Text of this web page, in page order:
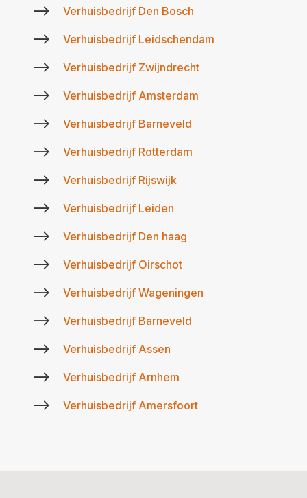
$ Verhuisbedrijf Den Bosch
$ Verhuisbedrijf Leidschendam
$ Verhuisbedrijf Zwijndrecht
$ Verhuisbedrijf Amsterdam
$ Verhuisbedrijf Barneveld
$ Verhuisbedrijf Rotterdam
$ Verhuisbedrijf Rijswijk
$ Verhuisbedrijf Leiden
$ Verhuisbedrijf Den haag
$ Verhuisbedrijf Oirschot
$ Verhuisbedrijf Wageningen
$ Verhuisbedrijf Barneveld
$ Verhuisbedrijf Assen
$ Verhuisbedrijf Arnhem
$ Verhuisbedrijf Amersfoort